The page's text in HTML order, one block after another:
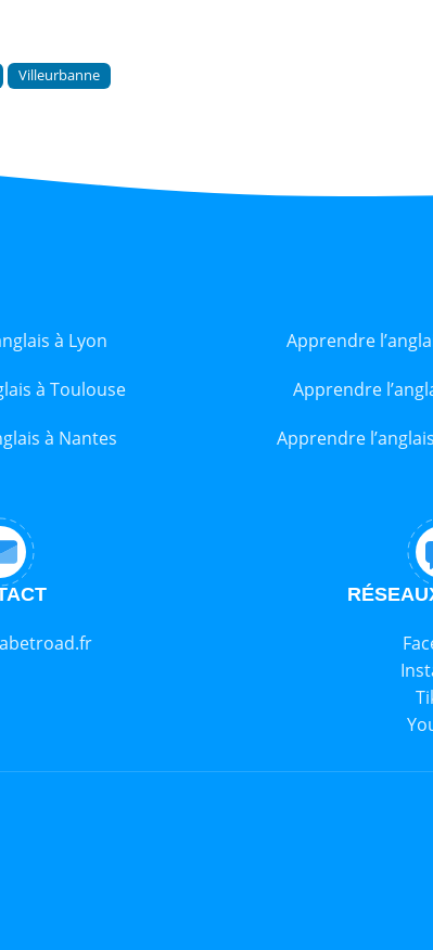
Villeurbanne
à Lyon Apprendre
à Toulouse Apprendre
à Nantes Apprendre